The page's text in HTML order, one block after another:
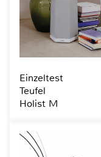
Einzeltest
Teufel
Holist M